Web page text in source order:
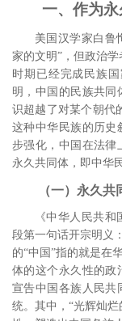
一、作为
美国汉学家白鲁
家的文明”， 但政治学
时期已经完成民族国
明，中国的民族共同
识超越了对某个朝代
这种中华民族的历史
步强化，中国在法律
永久共同体，即中华
（一）永久
《中华人民共
段第一句话开宗明义
的“中国”指的就是在
体的这个永久性的政
宣告中国各族人民共
统。其中，“光辉灿